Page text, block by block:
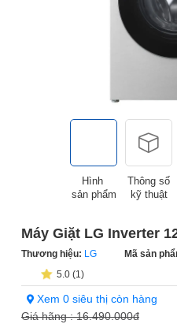
Hình
sản phẩm
Thông số
kỹ thuật
Máy Giặt LG Inverter
Thương hiệu: LG Mã sản
5.0 (1)
Xem 0 siêu thị còn hàng
Giá hãng :16.490.000đ